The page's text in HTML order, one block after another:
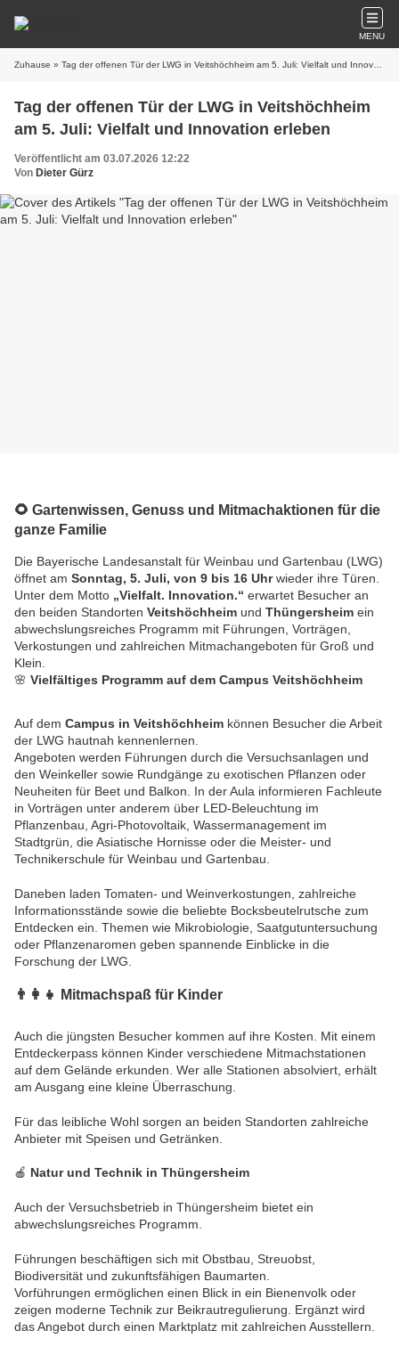
MENU
Zuhause » Tag der offenen Tür der LWG in Veitshöchheim am 5. Juli: Vielfalt und Innovation erleben
Tag der offenen Tür der LWG in Veitshöchheim
am 5. Juli: Vielfalt und Innovation erleben
Veröffentlicht am 03.07.2026 12:22
Von Dieter Gürz
🌻 Gartenwissen, Genuss und Mitmachaktionen für die
ganze Familie
Die Bayerische Landesanstalt für Weinbau und Gartenbau (LWG)
öffnet am Sonntag, 5. Juli, von 9 bis 16 Uhrwieder ihre Türen.
Unter dem Motto „Vielfalt. Innovation.“ erwartet Besucher an
den beiden Standorten Veitshöchheim und Thüngersheim ein
abwechslungsreiches Programm mit Führungen, Vorträgen,
Verkostungen und zahlreichen Mitmachangeboten für Groß und
Klein.
🌸 Vielfältiges Programm auf dem Campus Veitshöchheim
Auf dem Campus in Veitshöchheim können Besucher die Arbeit
der LWG hautnah kennenlernen.
Angeboten werden Führungen durch die Versuchsanlagen und
den Weinkeller sowie Rundgänge zu exotischen Pflanzen oder
Neuheiten für Beet und Balkon. In der Aula informieren Fachleute
in Vorträgen unter anderem über LED-Beleuchtung im
Pflanzenbau, Agri-Photovoltaik, Wassermanagement im
Stadtgrün, die Asiatische Hornisse oder die Meister- und
Technikerschule für Weinbau und Gartenbau.
Daneben laden Tomaten- und Weinverkostungen, zahlreiche
Informationsstände sowie die beliebte Bocksbeutelrutsche zum
Entdecken ein. Themen wie Mikrobiologie, Saatgutuntersuchung
oder Pflanzenaromen geben spannende Einblicke in die
Forschung der LWG.
👨‍👩‍👧 Mitmachspaß für Kinder
Auch die jüngsten Besucher kommen auf ihre Kosten. Mit einem
Entdeckerpass können Kinder verschiedene Mitmachstationen
auf dem Gelände erkunden. Wer alle Stationen absolviert, erhält
am Ausgang eine kleine Überraschung.
Für das leibliche Wohl sorgen an beiden Standorten zahlreiche
Anbieter mit Speisen und Getränken.
🍎 Natur und Technik in Thüngersheim
Auch der Versuchsbetrieb in Thüngersheim bietet ein
abwechslungsreiches Programm.
Führungen beschäftigen sich mit Obstbau, Streuobst,
Biodiversität und zukunftsfähigen Baumarten.
Vorführungen ermöglichen einen Blick in ein Bienenvolk oder
zeigen moderne Technik zur Beikrautregulierung. Ergänzt wird
das Angebot durch einen Marktplatz mit zahlreichen Ausstellern.